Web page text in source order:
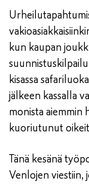
kun kaupan
kisassa
jälkeen kassalla
monista aiemmin
kuoriutunut
Tänä kesänä
Venlojen viestiin,